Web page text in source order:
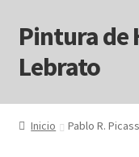
Ir
a
la
Ir
al
contenido
Pintura de
Lebrato
Inicio
Inicio Pablo R.